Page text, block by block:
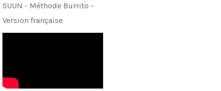
SUUN - Méthode Burrito -
Version française